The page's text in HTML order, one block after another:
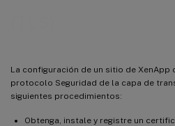
La configuración de un sitio de XenApp
protocolo Seguridad de la capa de
siguientes procedimientos:
Obtenga, instale y registre un